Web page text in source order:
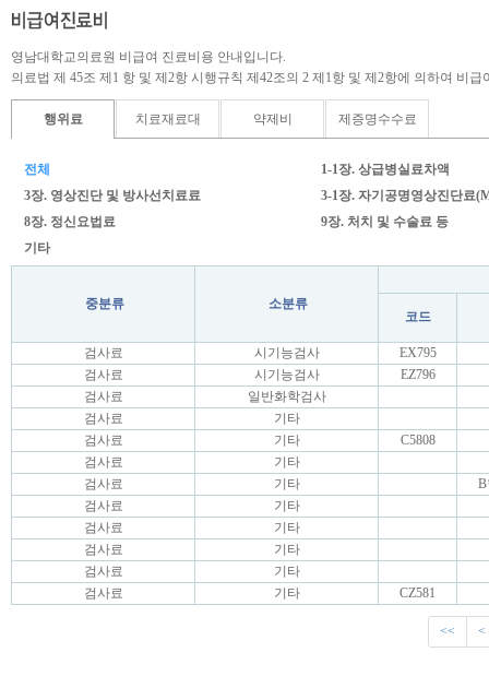
영남대학교의료원 비급여 진료비용 안내입니다.
의료법 제 45조 제1 항 및 제2항 시행규칙 제42조의 2 제1항 및 제2항에 의하여 비
행위료 치료재료대 약제비 제증명수수료
전체
1-1장. 상급병실료차액
3장. 영상진단 및 방사선치료료
3-1장. 자기공명영상진단료
8장. 정신요법료
9장. 처치 및 수술료 등
기타
중분류
소분류
코드
검사료 시기능검사
EX795
검사료
시기능검사
EZ796
검사료
일반화학검사
검사료
기타
검사료
기타
C5808
검사료
기타
검사료
기타
B
검사료
기타
검사료
기타
검사료
기타
검사료
기타
검사료
기타 CZ581
<< <